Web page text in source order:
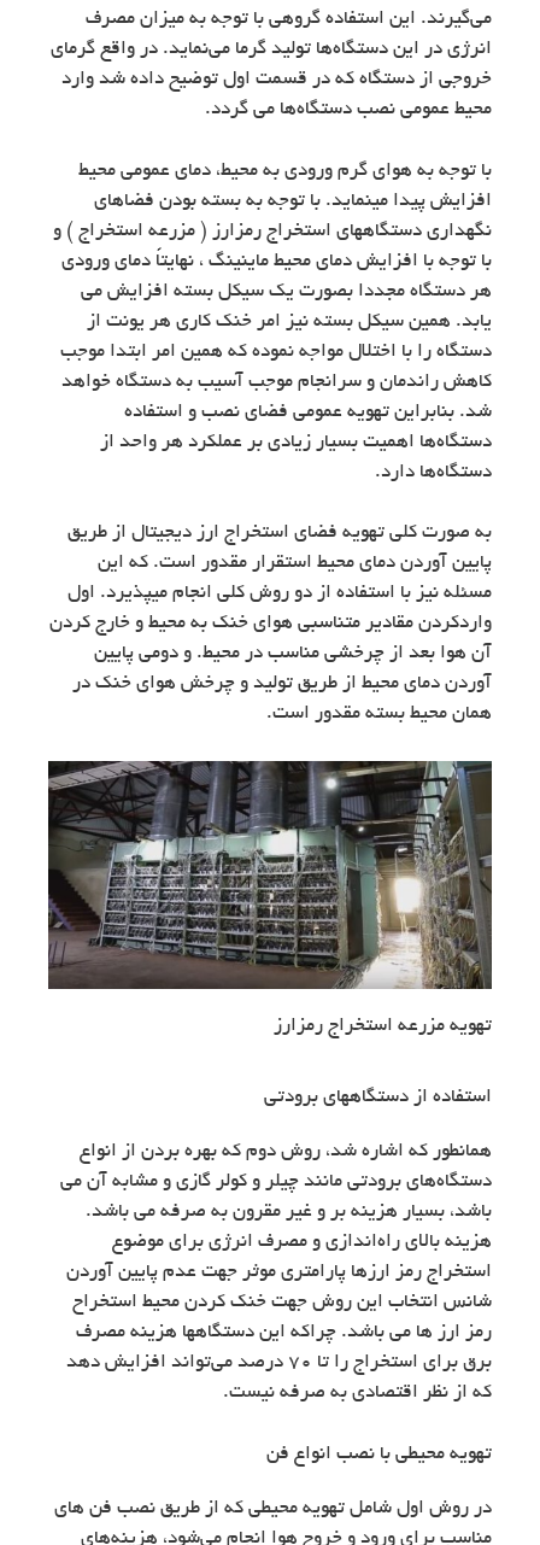
می‌گیرند. این استفاده گروهی با توجه به میزان مصرف
انرژی در این دستگاه‌ها تولید گرما می‌نماید. در واقع گرمای
خروجی از دستگاه که در قسمت اول توضیح داده شد وارد
محیط عمومی نصب دستگاه‌ها می گردد.
با توجه به هوای گرم ورودی به محیط، دمای عمومی محیط
افزایش پیدا مینماید. با توجه به بسته بودن فضاهای
نگهداری دستگاههای استخراج رمزارز ( مزرعه استخراج ) و
با توجه با افزایش دمای محیط ماینینگ ، نهایتاً دمای ورودی
هر دستگاه مجددا بصورت یک سیکل بسته افزایش می
یابد. همین سیکل بسته نیز امر خنک کاری هر یونت از
دستگاه را با اختلال مواجه نموده که همین امر ابتدا موجب
کاهش راندمان و سرانجام موجب آسیب به دستگاه خواهد
شد. بنابراین تهویه عمومی فضای نصب و استفاده
دستگاه‌ها اهمیت بسیار زیادی بر عملکرد هر واحد از
دستگاه‌ها دارد.
به صورت کلی تهویه فضای استخراج ارز دیجیتال از طریق
پایین آوردن دمای محیط استقرار مقدور است. که این
مسئله نیز با استفاده از دو روش کلی انجام میپذیرد. اول
واردکردن مقادیر متناسبی هوای خنک به محیط و خارج کردن
آن هوا بعد از چرخشی مناسب در محیط. و دومی پایین
آوردن دمای محیط از طریق تولید و چرخش هوای خنک در
همان محیط بسته مقدور است.
تهویه مزرعه استخراج رمزارز
استفاده از دستگاههای برودتی
همانطور که اشاره شد، روش دوم که بهره بردن از انواع
دستگاه‌های برودتی مانند چیلر و کولر گازی و مشابه آن می
باشد، بسیار هزینه بر و غیر مقرون به صرفه می باشد.
هزینه بالای راه‌اندازی و مصرف انرژی برای موضوع
استخراج رمز ارزها پارامتری موثر جهت عدم پایین آوردن
شانس انتخاب این روش جهت خنک کردن محیط استخراح
رمز ارز ها می باشد. چراکه این دستگاهها هزینه مصرف
برق برای استخراج را تا 70 درصد می‌تواند افزایش دهد
که از نظر اقتصادی به صرفه نیست.
تهویه محیطی با نصب انواع فن
در روش اول شامل تهویه محیطی که از طریق نصب فن‌ های
مناسب برای ورود و خروج هوا انجام می‌شود، هزینه‌های